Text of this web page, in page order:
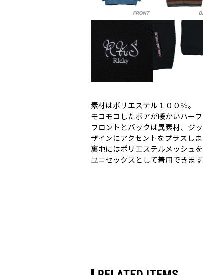
素材はポリエステル１００％。
モコモコしたボアが暖かいハーフ
フロントとバックは異素材、ジ
ザインにアクセントをプラスしま
裏地にはポリエステルメッシュ
ユニセックスとして着用できます